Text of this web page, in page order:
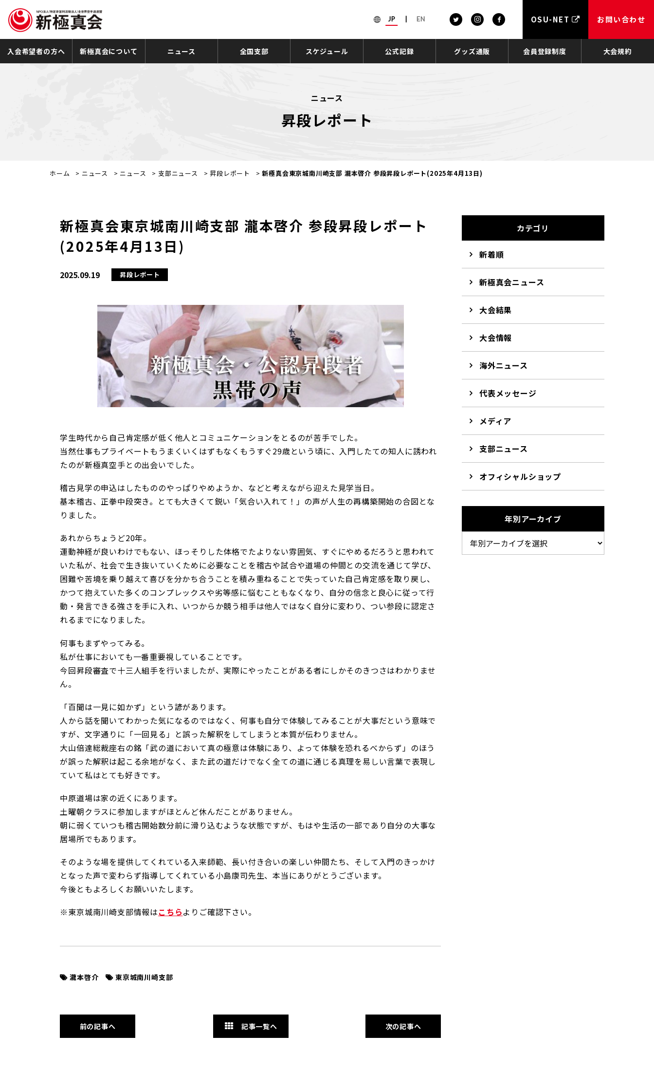
JP EN OSU-NET お問い合わせ
入会希望者の方へ 新極真会について ニュース 全国支部 スケジュール 公式記録 グッズ通販 会員登録制度 大会規約
ニュース
昇段レポート
ホーム > ニュース > ニュース > 支部ニュース >昇段レポート >新極真会東京城南川崎支部 瀧本啓介 参段昇段レポート(2025年4月13日)
新極真会東京城南川崎支部 瀧本啓介 参段昇段レポート
(2025年4月13日)
2025.09.19 昇段レポート
学生時代から自己肯定感が低く他人とコミュニケーションをとるのが苦手でした。
当然仕事もプライベートもうまくいくはずもなくもうすぐ29歳という頃に、入門したての知人に誘われ
たのが新極真空手との出会いでした。
稽古見学の申込はしたもののやっぱりやめようか、などと考えながら迎えた見学当日。
基本稽古、正拳中段突き。とても大きくて鋭い「気合い入れて！」の声が人生の再構築開始の合図とな
りました。
あれからちょうど20年。
運動神経が良いわけでもない、ほっそりした体格でたよりない雰囲気、すぐにやめるだろうと思われて
いた私が、社会で生き抜いていくために必要なことを稽古や試合や道場の仲間との交流を通じて学び、
困難や苦境を乗り越えて喜びを分かち合うことを積み重ねることで失っていた自己肯定感を取り戻し、
かつて抱えていた多くのコンプレックスや劣等感に悩むこともなくなり、自分の信念と良心に従って行
動・発言できる強さを手に入れ、いつからか競う相手は他人ではなく自分に変わり、つい参段に認定さ
れるまでになりました。
何事もまずやってみる。
私が仕事においても一番重要視していることです。
今回昇段審査で十三人組手を行いましたが、実際にやったことがある者にしかそのきつさはわかりませ
ん。
「百聞は一見に如かず」という諺があります。
人から話を聞いてわかった気になるのではなく、何事も自分で体験してみることが大事だという意味で
すが、文字通りに「一回見る」と誤った解釈をしてしまうと本質が伝わりません。
大山倍達総裁座右の銘「武の道において真の極意は体験にあり、よって体験を恐れるべからず」のほう
が誤った解釈は起こる余地がなく、また武の道だけでなく全ての道に通じる真理を易しい言葉で表現し
ていて私はとても好きです。
中原道場は家の近くにあります。
土曜朝クラスに参加しますがほとんど休んだことがありません。
朝に弱くていつも稽古開始数分前に滑り込むような状態ですが、もはや生活の一部であり自分の大事な
居場所でもあります。
そのような場を提供してくれている入来師範、長い付き合いの楽しい仲間たち、そして入門のきっかけ
となった声で変わらず指導してくれている小島康司先生、本当にありがとうございます。
今後ともよろしくお願いいたします。
※東京城南川崎支部情報はこちらよりご確認下さい。
瀧本啓介 東京城南川崎支部
前の記事へ 記事一覧へ 次の記事へ
カテゴリ
新着順
新極真会ニュース
大会結果
大会情報
海外ニュース
代表メッセージ
メディア
支部ニュース
オフィシャルショップ
年別アーカイブ